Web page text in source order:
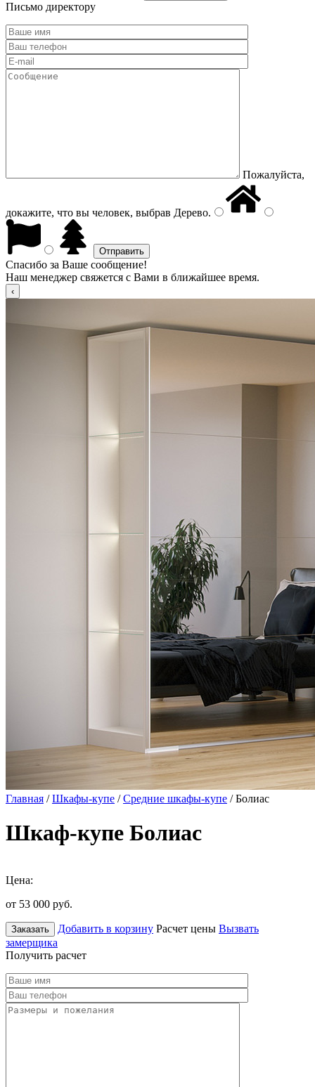
Письмо директору
Пожалуйста,
докажите, что вы человек, выбрав Дерево.
Спасибо за Ваше сообщение!
Наш менеджер свяжется с Вами в ближайшее время.
Главная /Шкафы-купе /Средние шкафы-купе / Болиас
Шкаф-купе Болиас
Цена:
от 53 000 руб.
Заказать Добавить в корзину Расчет цены Вызвать
замерщика
Получить расчет